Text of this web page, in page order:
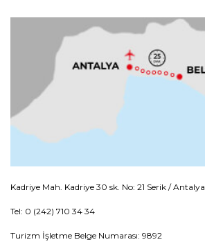
Kadriye Mah. Kadriye 30 sk. No: 21 Serik / Antalya
Tel: 0 (242) 710 34 34
Turizm İşletme Belge Numarası: 9892